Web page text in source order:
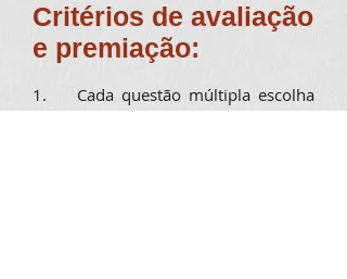
Critérios de avaliação
e premiação:
1. Cada questão múltipla escolha
valerá 1 (um) ponto no somatório da